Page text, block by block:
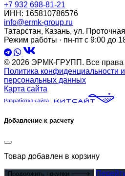
+7 932 698-81-21
ИНН: 165810786576
info@ermk-group.ru
Татарстан, Казань, ул.
Режим работы · пн-пт с 9:00 до
© 2026 ЭРМК-ГРУПП. Все
Политика конфиденциальности
персональных данных
Карта сайта
Добавление к расчету
Товар добавлен в корзину
Продолжить покупки